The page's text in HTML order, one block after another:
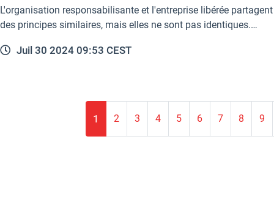
L'organisation responsabilisante et l'entreprise libérée partagent
des principes similaires, mais elles ne sont pas identiques.…
Juil 30 2024 09:53 CEST
1 2 3 4 5 6 7 8 9